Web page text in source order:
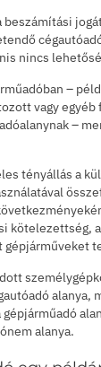
beszámítási
nincs
–
vagy egyéb
–
tényállás a
kötelezettség,
gépjárműveket
alanya,
alanya.